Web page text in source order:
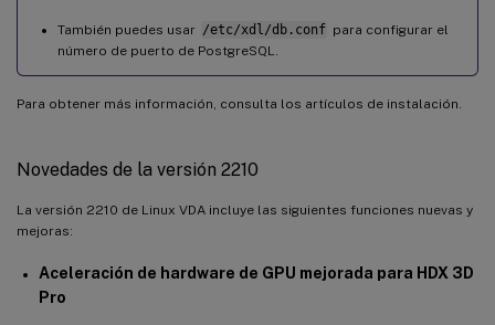
También puedes usar /etc/xdl/db.conf para configurar el
número de puerto de PostgreSQL.
Para obtener más información, consulta los artículos de instalación.
Novedades de la versión 2210
La versión 2210 de Linux VDA incluye las siguientes funciones nuevas y
mejoras:
Aceleración de hardware de GPU mejorada para HDX 3D
Pro